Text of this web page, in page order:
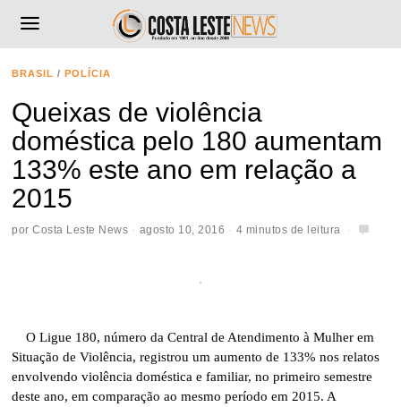
BRASIL / POLÍCIA
Queixas de violência
doméstica pelo 180 aumentam
133% este ano em relação a
2015
porCosta Leste News agosto 10, 2016 4 minutos de leitura
O Ligue 180, número da Central de Atendimento à Mulher em
Situação de Violência, registrou um aumento de 133% nos relatos
envolvendo violência doméstica e familiar, no primeiro semestre
deste ano, em comparação ao mesmo período em 2015. A